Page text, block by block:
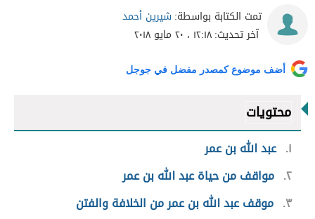
تمت الكتابة بواسطة:شيرين أحمد
آخر تحديث:١٢:١٨ ، ٢٠ مايو ٢٠١٨
أضف موضوع كمصدر مفضل في جوجل
محتويات
١ عبد الله بن عمر
٢ مواقف من حياة عبد الله بن عمر
٣ موقف عبد الله بن عمر من الخلافة والفتن